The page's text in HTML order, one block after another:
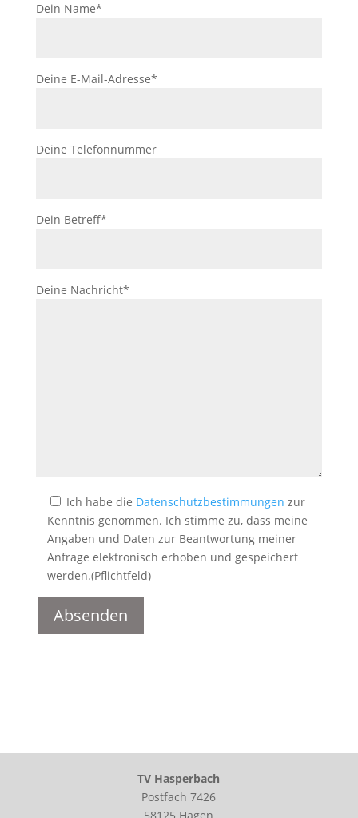
Dein Name*
Deine E-Mail-Adresse*
Deine Telefonnummer
Dein Betreff*
Deine Nachricht*
Ich habe die Datenschutzbestimmungen zur
Kenntnis genommen. Ich stimme zu, dass meine
Angaben und Daten zur Beantwortung meiner
Anfrage elektronisch erhoben und gespeichert
werden.(Pflichtfeld)
a
TV Hasperbach
Postfach 7426